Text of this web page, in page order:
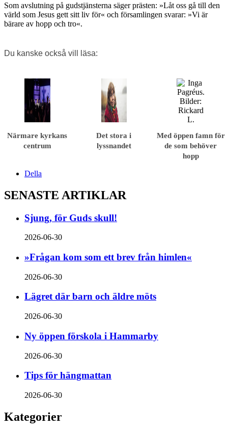
Som avslutning på gudstjänsterna säger prästen: »Låt oss gå till den
värld som Jesus gett sitt liv för« och församlingen svarar: »Vi är
bärare av hopp och tro«.
Du kanske också vill läsa:
Närmare kyrkans
centrum
Det stora i
lyssnandet
Med öppen famn för
de som behöver
hopp
Della
SENASTE ARTIKLAR
Sjung, för Guds skull!
2026-06-30
»Frågan kom som ett brev från himlen«
2026-06-30
Lägret där barn och äldre möts
2026-06-30
Ny öppen förskola i Hammarby
2026-06-30
Tips för hängmattan
2026-06-30
Kategorier